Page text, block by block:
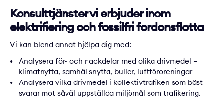
Konsulttjänster vi erbjuder inom
elektrifiering och fossilfri fordonsflotta
Vi kan bland annat hjälpa dig med:
Analysera för- och nackdelar med olika drivmedel –
klimatnytta, samhällsnytta, buller, luftföroreningar
Analysera vilka drivmedel i kollektivtrafiken som bäst
svarar mot såväl uppställda miljömål som trafikering.